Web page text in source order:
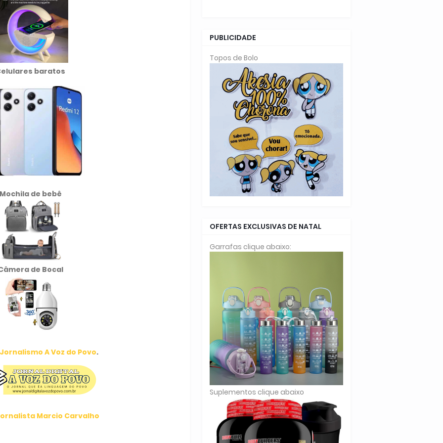
baratos
de bebê
de Bocal
Jornalismo A Voz do Povo.
Marcio Carvalho
PUBLICIDADE
Topos de Bolo
OFERTAS EXCLUSIVAS DE NATAL
Garrafas clique abaixo:
Suplementos clique abaixo